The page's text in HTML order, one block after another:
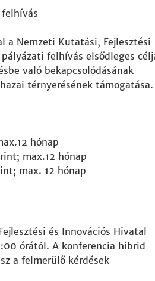
Nemzeti Kutatási, Fejlesztési
felhívás elsődleges
való bekapcsolódásának
térnyerésének támogatása.
hónap
max.12 hónap
max. 12 hónap
és Innovációs Hivatal
órától. A konferencia hibrid
a felmerülő kérdések